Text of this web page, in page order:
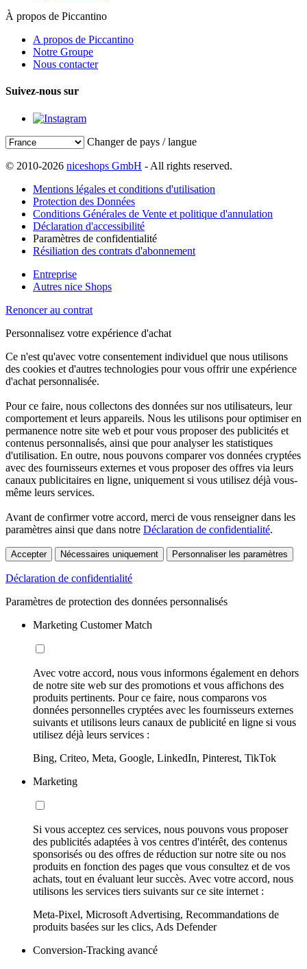
À propos de Piccantino
A propos de Piccantino
Notre Groupe
Nous contacter
Suivez-nous sur
Changer de pays / langue
© 2010-2026 niceshops GmbH - All rights reserved.
Mentions légales et conditions d'utilisation
Protection des Données
Conditions Générales de Vente et politique d'annulation
Déclaration d'accessibilité
Paramètres de confidentialité
Résiliation des contrats d'abonnement
Entreprise
Autres nice Shops
Renoncer au contrat
Personnalisez votre expérience d'achat
Ce n'est qu'avec votre consentement individuel que nous utilisons
des cookies et d'autres technologies pour vous offrir une expérience
d'achat personnalisée.
Pour ce faire, nous collectons des données sur nos utilisateurs, leur
comportement et leurs appareils. Nous les utilisons pour optimiser en
permanence notre site web et pour vous proposer des publicités et
contenus personnalisés, ainsi que pour analyser les statistiques
d'utilisation. En outre, nous pouvons comparer vos données cryptées
avec des fournisseurs externes et vous proposer des offres via leurs
canaux publicitaires en ligne, uniquement si vous utilisez déjà vous-
même leurs services.
Avant de confirmer votre accord, merci de vous renseigner dans les
paramètres ainsi que dans notre Déclaration de confidentialité.
Accepter Nécessaires uniquement Personnaliser les paramètres
Déclaration de confidentialité
Paramètres de protection des données personnalisés
Marketing Customer Match
Avec votre accord, nous vous informons également en dehors
de notre site web sur des promotions et vous affichons des
produits pertinents. Pour ce faire, nous comparons vos
données personnelles cryptées avec les fournisseurs externes
suivants et utilisons leurs canaux de publicité en ligne si vous
utilisez déjà leurs services :
Bing, Criteo, Meta, Google, LinkedIn, Pinterest, TikTok
Marketing
Si vous acceptez ces services, nous pouvons vous proposer
des publicités adaptées à vos centres d'intérêt, des contenus
sponsorisés ou des offres de réduction sur notre site ou nos
produits en fonction des pages que vous consultez et de vos
achats, tout en évaluant leur succès. Avec votre accord, nous
utilisons les services tiers suivants sur ce site internet :
Meta-Pixel, Microsoft Advertising, Recommandations de
produits basées sur les clics, Ads Defender
Conversion-Tracking avancé